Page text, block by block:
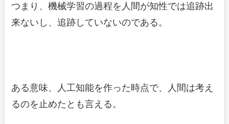
つまり、機械学習の過程を人間が知性では追跡出
来ないし、追跡していないのである。
ある意味、人工知能を作った時点で、人間は考え
るのを止めたとも言える。